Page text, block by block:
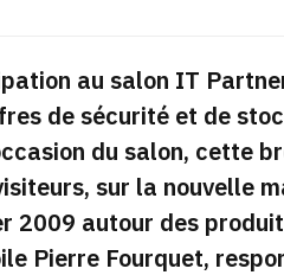
au salon IT
de sécurité et de
du salon, cette
sur la nouvelle
2009 autour des
Pierre Fourquet,